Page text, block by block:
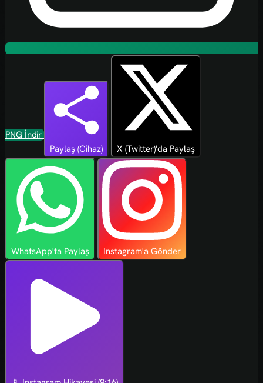
PNG İndir
Paylaş (Cihaz)
X (Twitter)'da Paylaş
WhatsApp'ta Paylaş Instagram'a Gönder